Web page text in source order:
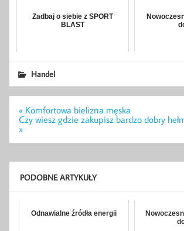
Zadbaj o siebie z SPORT
BLAST
Handel
Nawigacja
wpisu
« Komfortowa bielizna męska
Czy wiesz gdzie zakupisz bardzo dobry
»
PODOBNE ARTYKUŁY
Odnawialne źródła energii